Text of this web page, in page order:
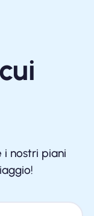
i nostri piani